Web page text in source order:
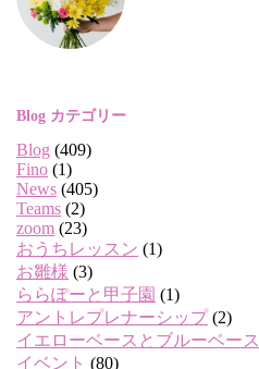
Blog カテゴリー
Blog (409)
Fino (1)
News (405)
Teams (2)
zoom (23)
おうちレッスン (1)
お雛様 (3)
ららぽーと甲子園 (1)
アントレプレナーシップ (2)
イエローベースとブルーベース
イベント (80)